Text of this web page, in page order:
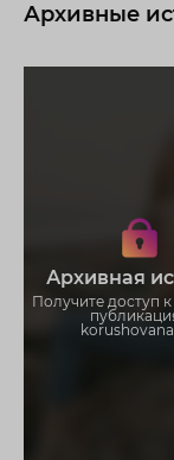
Архивные
Архивная
Получите доступ
Получите доступ
историям
Не отвлекайтесь
Загружайте
ограничений